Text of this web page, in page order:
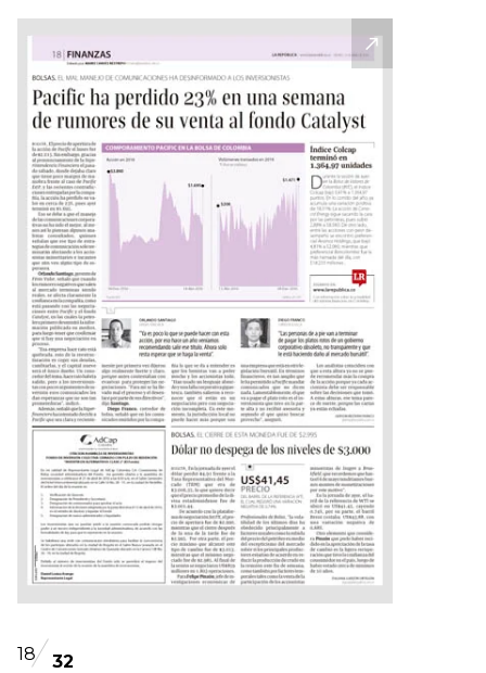
18 32